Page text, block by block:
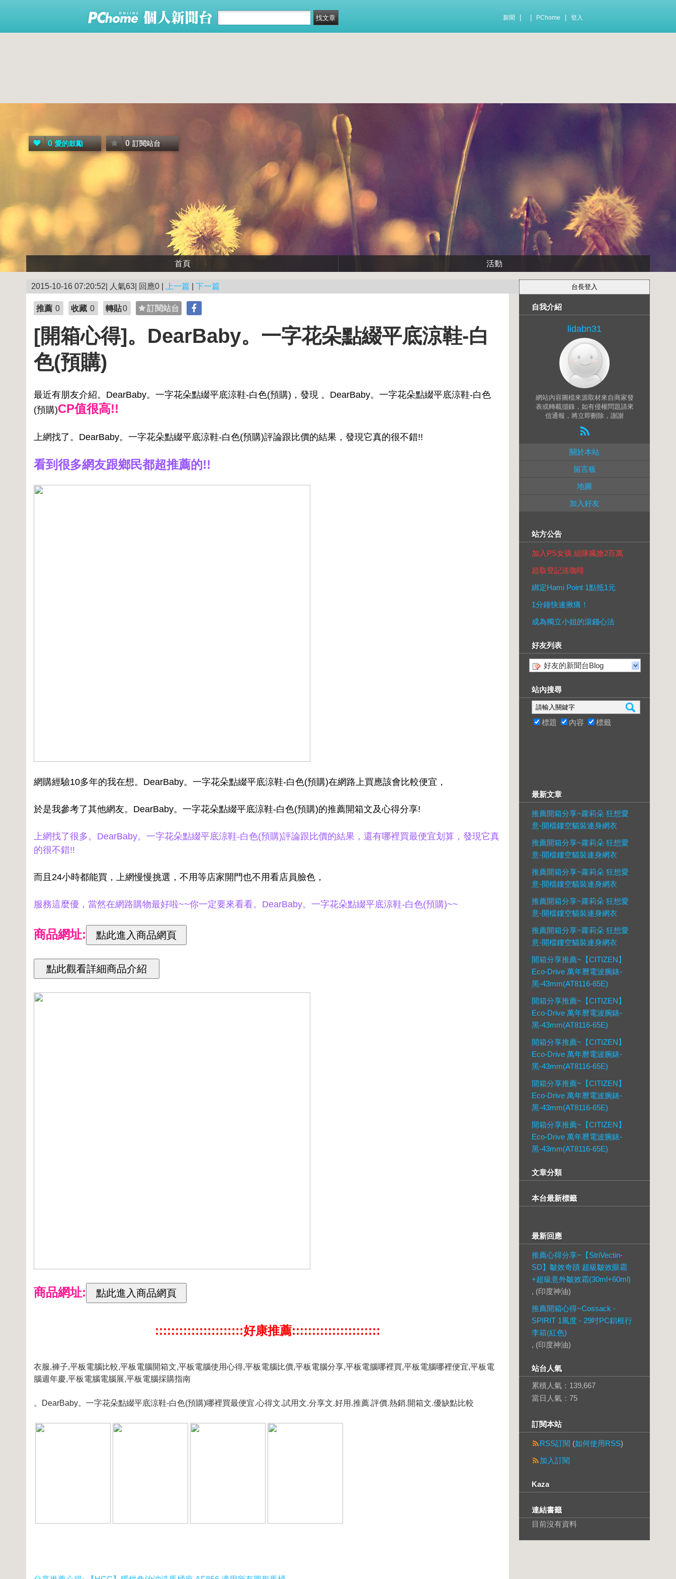
新聞 PChome 登入
0 愛的鼓勵 0 訂閱站台
首頁 活動
2015-10-16 07:20:52| 人氣63| 回應0 | 上一篇 下一篇
推薦 0 收藏 0 轉貼0 訂閱站台
[開箱心得]。DearBaby。一字花朵點綴平底涼鞋-白
色(預購)
最近有朋友介紹。DearBaby。一字花朵點綴平底涼鞋-白色(預購)，發現 。DearBaby。一字花朵點綴平底涼鞋-白色
(預購)CP值很高!!
上網找了。DearBaby。一字花朵點綴平底涼鞋-白色(預購)評論跟比價的結果，發現它真的很不錯!!
看到很多網友跟鄉民都超推薦的!!
網購經驗10多年的我在想。DearBaby。一字花朵點綴平底涼鞋-白色(預購)在網路上買應該會比較便宜，
於是我參考了其他網友。DearBaby。一字花朵點綴平底涼鞋-白色(預購)的推薦開箱文及心得分享!
上網找了很多。DearBaby。一字花朵點綴平底涼鞋-白色(預購)評論跟比價的結果，還有哪裡買最便宜划算，發現它真
的很不錯!!
而且24小時都能買，上網慢慢挑選，不用等店家開門也不用看店員臉色，
服務這麼優，當然在網路購物最好啦~~你一定要來看看。DearBaby。一字花朵點綴平底涼鞋-白色(預購)~~
商品網址:
商品網址:
::::::::::::::::::::::好康推薦::::::::::::::::::::::
衣服,褲子,平板電腦比較,平板電腦開箱文,平板電腦使用心得,平板電腦比價,平板電腦分享,平板電腦哪裡買,平板電腦哪裡便宜,平板電
腦週年慶,平板電腦電腦展,平板電腦採購指南
。DearBaby。一字花朵點綴平底涼鞋-白色(預購)哪裡買最便宜.心得文.試用文.分享文.好用.推薦.評價.熱銷.開箱文.優缺點比較
自我介紹
lidabn31
網站內容圖檔來源取材來自商家發
表或轉載擷錄，如有侵權問題請來
信通報，將立即刪除，謝謝
關於本站
留言板
地圖
加入好友
站方公告
加入PS女孩 組隊瘋搶2百萬
超取登記送咖啡
綁定Hami Point 1點抵1元
1分鐘快速揪痛！
成為獨立小姐的滾錢心法
好友列表
好友的新聞台Blog
站內搜尋
標題 內容 標籤
最新文章
推薦開箱分享~蘿莉朵 狂想愛
意-開檔鏤空貓裝連身網衣
推薦開箱分享~蘿莉朵 狂想愛
意-開檔鏤空貓裝連身網衣
推薦開箱分享~蘿莉朵 狂想愛
意-開檔鏤空貓裝連身網衣
推薦開箱分享~蘿莉朵 狂想愛
意-開檔鏤空貓裝連身網衣
推薦開箱分享~蘿莉朵 狂想愛
意-開檔鏤空貓裝連身網衣
開箱分享推薦~【CITIZEN】
Eco-Drive 萬年曆電波腕錶-
黑-43mm(AT8116-65E)
開箱分享推薦~【CITIZEN】
Eco-Drive 萬年曆電波腕錶-
黑-43mm(AT8116-65E)
開箱分享推薦~【CITIZEN】
Eco-Drive 萬年曆電波腕錶-
黑-43mm(AT8116-65E)
開箱分享推薦~【CITIZEN】
Eco-Drive 萬年曆電波腕錶-
黑-43mm(AT8116-65E)
開箱分享推薦~【CITIZEN】
Eco-Drive 萬年曆電波腕錶-
黑-43mm(AT8116-65E)
文章分類
本台最新標籤
最新回應
推薦心得分享~【StriVectin-
SD】皺效奇蹟 超級皺效眼霜
+超級意外皺效霜(30ml+60ml)
, (印度神油)
推薦開箱心得~Cossack -
SPIRIT 1風度 - 29吋PC鋁框行
李箱(紅色)
, (印度神油)
站台人氣
累積人氣： 139,667
當日人氣： 75
訂閱本站
RSS訂閱 (如何使用RSS)
加入訂閱
Kaza
連結書籤
目前沒有資料